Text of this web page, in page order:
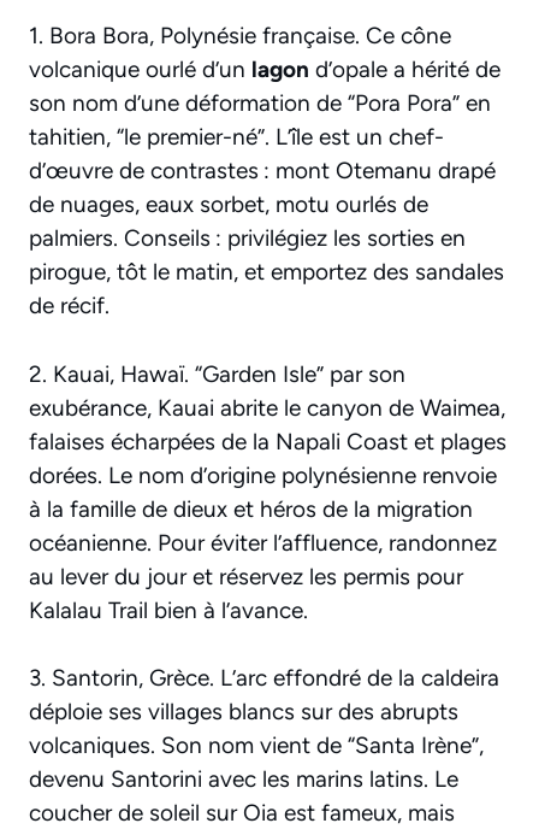
1. Bora Bora, Polynésie française. Ce cône
volcanique ourlé d’un lagon d’opale a hérité de
son nom d’une déformation de “Pora Pora” en
tahitien, “le premier-né”. L’île est un chef-
d’œuvre de contrastes : mont Otemanu drapé
de nuages, eaux sorbet, motu ourlés de
palmiers. Conseils : privilégiez les sorties en
pirogue, tôt le matin, et emportez des sandales
de récif.
2. Kauai, Hawaï. “Garden Isle” par son
exubérance, Kauai abrite le canyon de Waimea,
falaises écharpées de la Napali Coast et plages
dorées. Le nom d’origine polynésienne renvoie
à la famille de dieux et héros de la migration
océanienne. Pour éviter l’affluence, randonnez
au lever du jour et réservez les permis pour
Kalalau Trail bien à l’avance.
3. Santorin, Grèce. L’arc effondré de la caldeira
déploie ses villages blancs sur des abrupts
volcaniques. Son nom vient de “Santa Irène”,
devenu Santorini avec les marins latins. Le
coucher de soleil sur Oia est fameux, mais